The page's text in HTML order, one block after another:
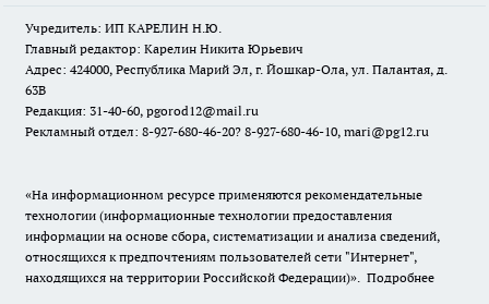
Учредитель: ИП КАРЕЛИН Н.Ю.
Главный редактор: Карелин Никита Юрьевич
Адрес: 424000, Республика Марий Эл, г. Йошкар-Ола, ул. Палантая, д.
63В
Редакция: 31-40-60, pgorod12@mail.ru
Рекламный отдел: 8-927-680-46-20? 8-927-680-46-10, mari@pg12.ru
«На информационном ресурсе применяются рекомендательные
технологии (информационные технологии предоставления
информации на основе сбора, систематизации и анализа сведений,
относящихся к предпочтениям пользователей сети "Интернет",
находящихся на территории Российской Федерации)». Подробнее